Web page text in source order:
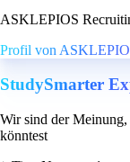
ASKLEPIOS
Profil von
StudySmarter
Wir sind der Meinung,
könntest